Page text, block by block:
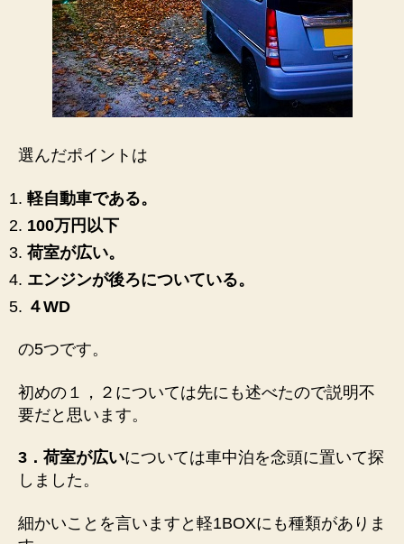
選んだポイントは
軽自動車である。
100万円以下
荷室が広い。
エンジンが後ろについている。
４WD
の5つです。
初めの１，２については先にも述べたので説明不
要だと思います。
3．荷室が広いについては車中泊を念頭に置いて探
しました。
細かいことを言いますと軽1BOXにも種類がありま